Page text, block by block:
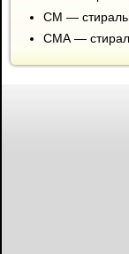
СМ —
СМА —